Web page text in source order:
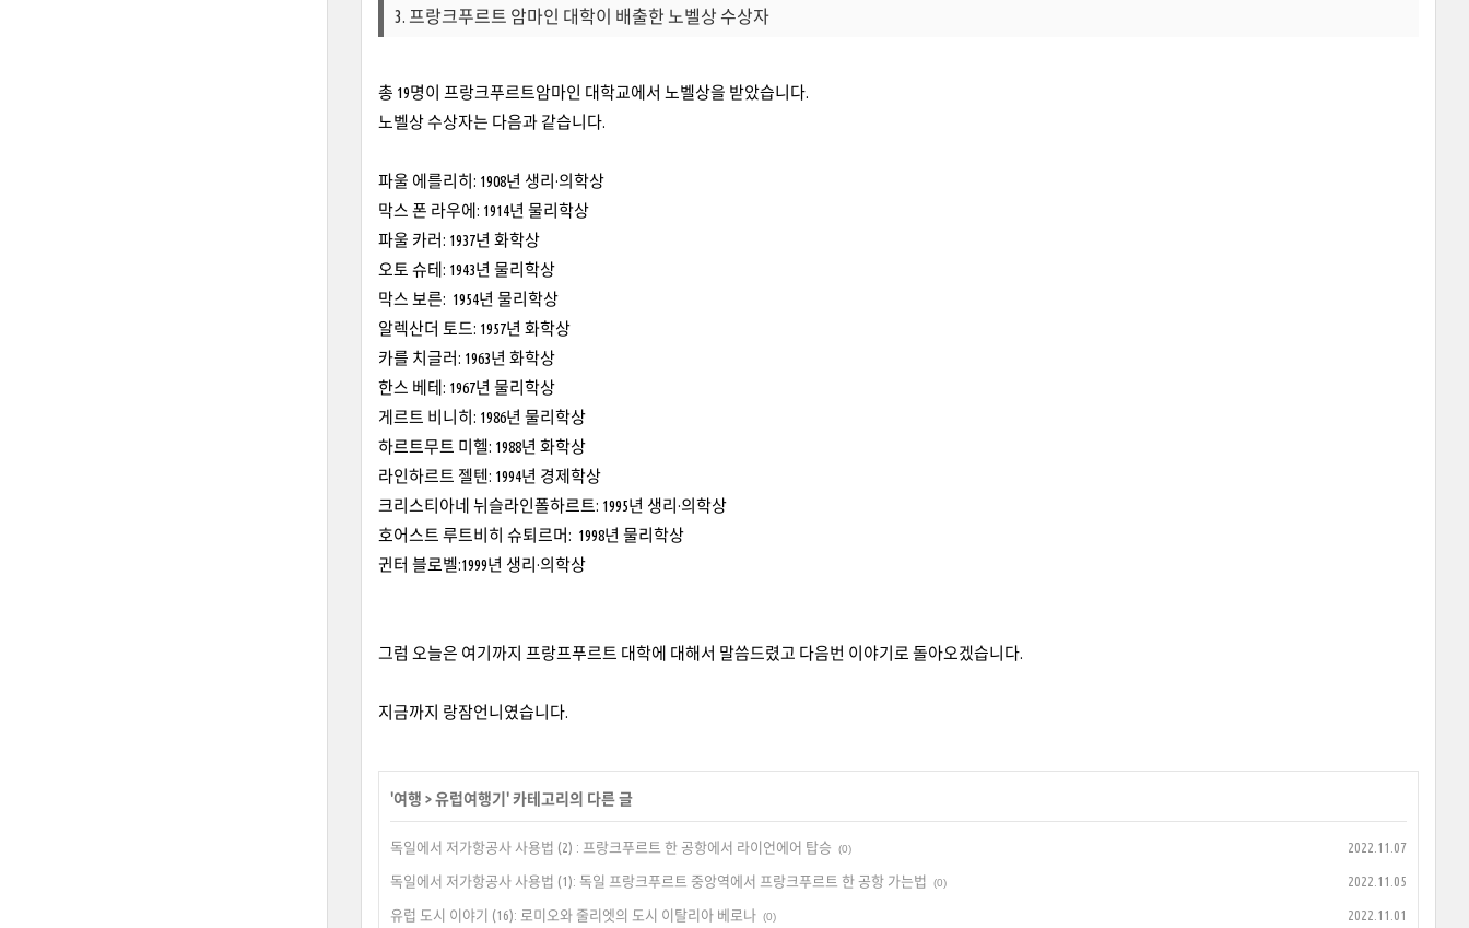
3. 프랑크푸르트 암마인 대학이 배출한 노벨상 수상자
총 19명이 프랑크푸르트암마인 대학교에서 노벨상을 받았습니다.
노벨상 수상자는 다음과 같습니다.
파울 에를리히: 1908년 생리·의학상
막스 폰 라우에: 1914년 물리학상
파울 카러: 1937년 화학상
오토 슈테: 1943년 물리학상
막스 보른: 1954년 물리학상
알렉산더 토드: 1957년 화학상
카를 치글러: 1963년 화학상
한스 베테: 1967년 물리학상
게르트 비니히: 1986년 물리학상
하르트무트 미헬: 1988년 화학상
라인하르트 젤텐: 1994년 경제학상
크리스티아네 뉘슬라인폴하르트: 1995년 생리·의학상
호어스트 루트비히 슈퇴르머: 1998년 물리학상
귄터 블로벨:1999년 생리·의학상
그럼 오늘은 여기까지 프랑프푸르트 대학에 대해서 말씀드렸고 다음번 이야기로 돌아오겠습니다.
지금까지 랑잠언니였습니다.
'여행 >유럽여행기 ' 카테고리의 다른 글
독일에서 저가항공사 사용법 (2) : 프랑크푸르트 한 공항에서 라이언에어 탑승 (0) 2022.11.07
독일에서 저가항공사 사용법 (1): 독일 프랑크푸르트 중앙역에서 프랑크푸르트 한 공항 가는법 (0) 2022.11.05
유럽 도시 이야기 (16): 로미오와 줄리엣의 도시 이탈리아 베로나 (0) 2022.11.01